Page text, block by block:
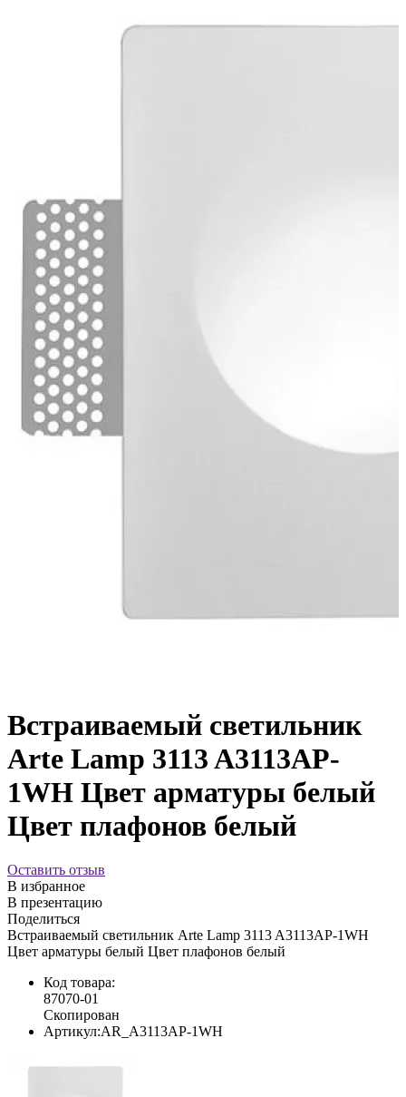
Встраиваемый светильник
Arte Lamp 3113 A3113AP-
1WH Цвет арматуры белый
Цвет плафонов белый
Оставить отзыв
В избранное
В презентацию
Поделиться
Встраиваемый светильник Arte Lamp 3113 A3113AP-1WH
Цвет арматуры белый Цвет плафонов белый
Код товара:
87070-01
Скопирован
Артикул:AR_A3113AP-1WH